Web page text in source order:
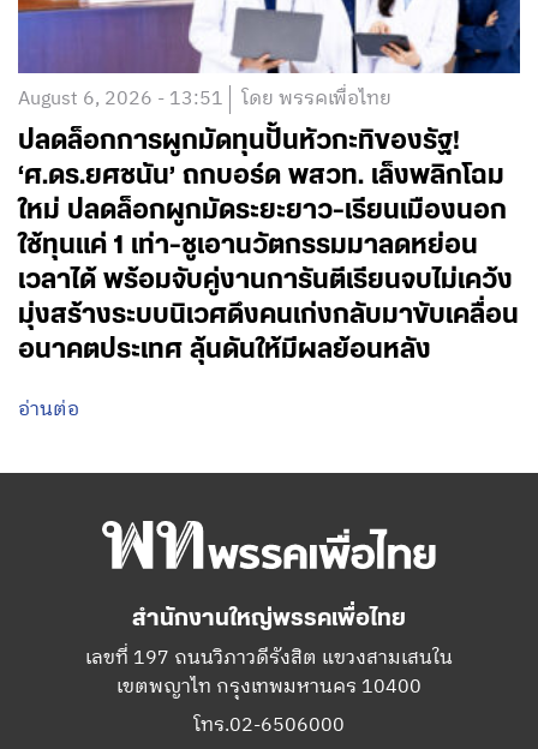
August 6, 2026 - 13:51 โดย พรรคเพื่อไทย
ปลดล็อกการผูกมัดทุนปั้นหัวกะทิของรัฐ!
‘ศ.ดร.ยศชนัน’ ถกบอร์ด พสวท. เล็งพลิกโฉม
ใหม่ ปลดล็อกผูกมัดระยะยาว-เรียนเมืองนอก
ใช้ทุนแค่ 1 เท่า-ชูเอานวัตกรรมมาลดหย่อน
เวลาได้ พร้อมจับคู่งานการันตีเรียนจบไม่เคว้ง
มุ่งสร้างระบบนิเวศดึงคนเก่งกลับมาขับเคลื่อน
อนาคตประเทศ ลุ้นดันให้มีผลย้อนหลัง
อ่านต่อ
สำนักงานใหญ่พรรคเพื่อไทย
เลขที่ 197 ถนนวิภาวดีรังสิต แขวงสามเสนใน
เขตพญาไท กรุงเทพมหานคร 10400
โทร.02-6506000